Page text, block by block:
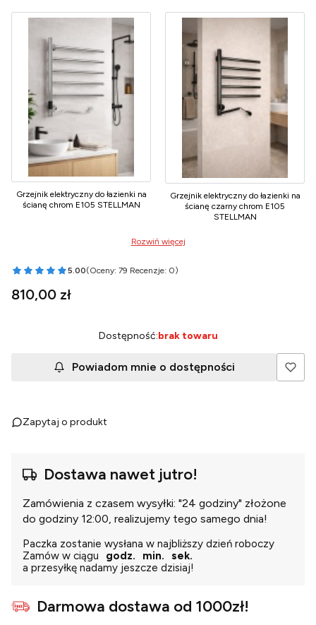
Grzejnik elektryczny do łazienki na
ścianę chrom E105 STELLMAN
Grzejnik elektryczny do łazienki na
ścianę czarny chrom E105
STELLMAN
Rozwiń więcej
5.00(Oceny: 79 Recenzje: 0)
Przejdź do sekcji Opinie
Cena
810,00 zł
Dostępność:brak towaru
Powiadom mnie o dostępności
Zapytaj o produkt
Dostawa nawet jutro!
Zamówienia z czasem wysyłki: "24 godziny" złożone
do godziny 12:00, realizujemy tego samego dnia!
Paczka zostanie wysłana w najbliższy dzień roboczy
Zamów w ciągu
godz. min.
sek.
a przesyłkę nadamy jeszcze dzisiaj!
Darmowa dostawa od 1000zł!